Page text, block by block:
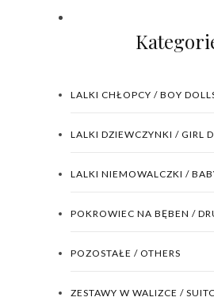
LALKI CHŁOPCY / BOY
LALKI DZIEWCZYNKI / GIRL
LALKI NIEMOWALCZKI /
POKROWIEC NA BĘBEN /
POZOSTAŁE / OTHERS
ZESTAWY W WALIZCE /